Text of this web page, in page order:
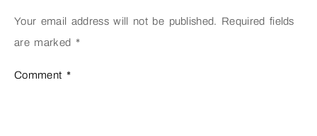
Your email address will not be published. Required fields
are marked *
Comment *